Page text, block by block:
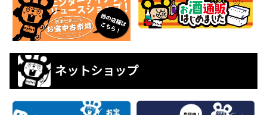
ネットショップ